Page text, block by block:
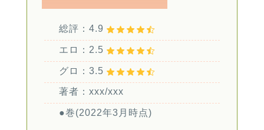
総評：4.9
エロ：2.5
グロ：3.5
著者：xxx/xxx
●巻(2022年3月時点)